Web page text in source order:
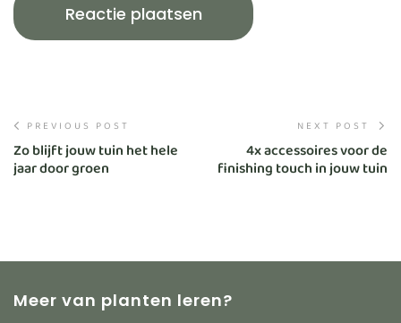
PREVIOUS POST
Zo blijft jouw tuin het hele
jaar door groen
NEXT POST
4x accessoires voor de
finishing touch in jouw tuin
Meer van planten leren?